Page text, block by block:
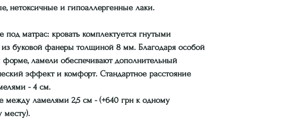
нетоксичные и гипоаллергенные лаки.
под матрас: кровать комплектуется гнутыми
буковой фанеры толщиной 8 мм. Благодаря особой
форме, ламели обеспечивают дополнительный
эффект и комфорт. Стандартное расстояние
- 4 см.
между ламелями 2,5 см - (+640 грн к одному
месту).